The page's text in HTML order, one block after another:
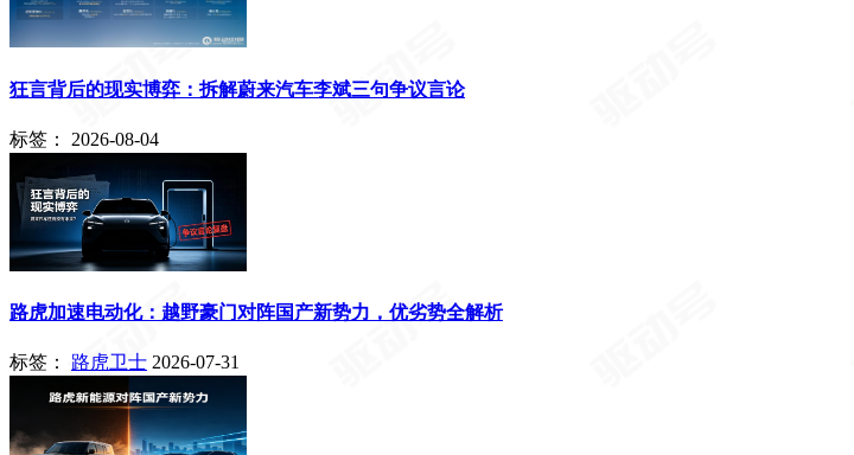
狂言背后的现实博弈：拆解蔚来汽车李斌三句争议言论
标签： 2026-08-04
路虎加速电动化：越野豪门对阵国产新势力，优劣势全解析
标签： 路虎卫士 2026-07-31